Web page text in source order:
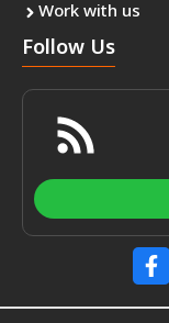
Work with us
Follow Us